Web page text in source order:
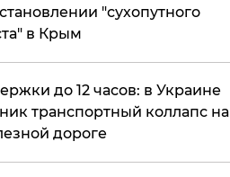
"сухопутного
в Крым
до 12 часов: в Украине
транспортный коллапс на
дороге